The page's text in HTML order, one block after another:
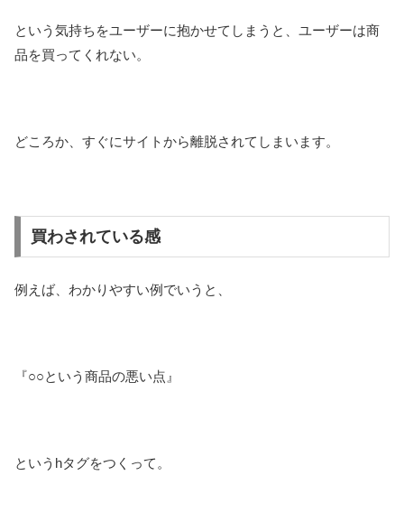
という気持ちをユーザーに抱かせてしまうと、ユーザーは商
品を買ってくれない。
どころか、すぐにサイトから離脱されてしまいます。
買わされている感
例えば、わかりやすい例でいうと、
『○○という商品の悪い点』
というhタグをつくって。